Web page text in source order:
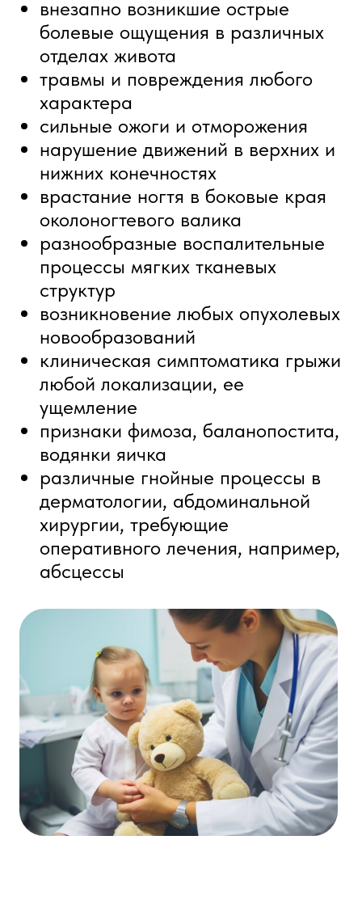
ущемление
признаки фимоза, баланопостита,
водянки яичка
различные гнойные процессы в
дерматологии, абдоминальной
хирургии, требующие
оперативного лечения, например,
абсцессы
Стоимость услуг
Специалисты
Отзывы